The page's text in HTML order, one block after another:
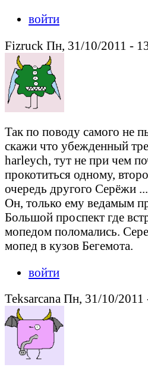
войти
Fizruck Пн, 31/10/2011 -
Так по поводу самого не
скажи что убежденный
harleych, тут не при чем
прокотиться одному,
очередь другого Серёжи ...
Он, только ему ведамым
Большой проспект где
мопедом поломались.
мопед в кузов Бегемота.
войти
Teksarcana Пн, 31/10/2011